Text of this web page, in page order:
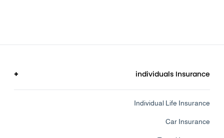
individuals Insurance
+
Individual Life Insurance
Car Insurance